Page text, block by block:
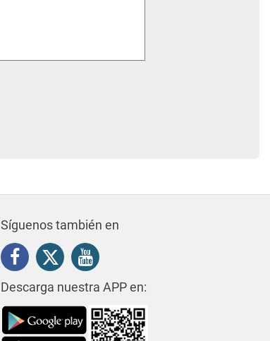
Síguenos también en
Descarga nuestra APP en: